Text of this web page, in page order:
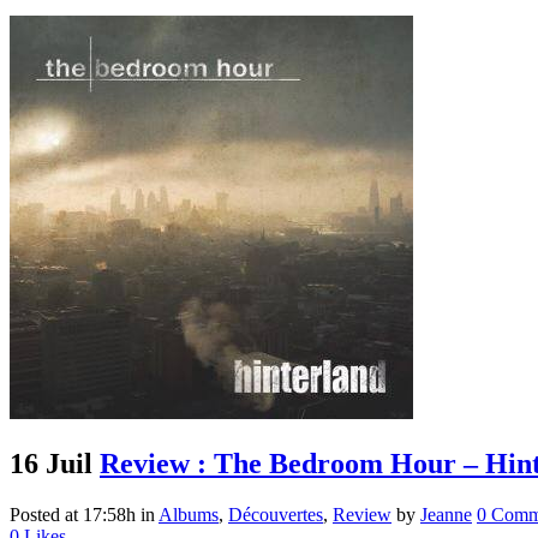
16 Juil Review : The Bedroom Hour –
Posted at 17:58h in Albums, Découvertes, Review by Jeanne 0